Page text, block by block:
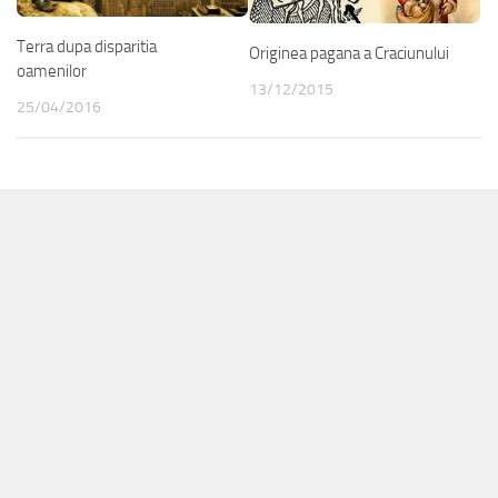
Terra dupa disparitia
oamenilor
25/04/2016
Originea pagana a Craciunului
13/12/2015